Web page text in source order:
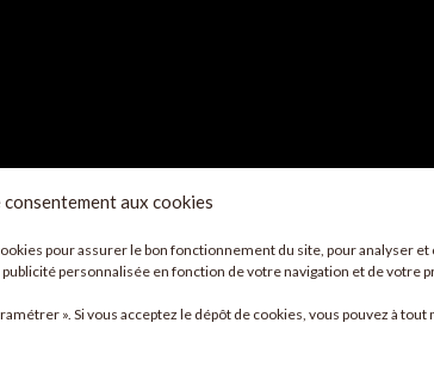
consentement aux cookies
pour assurer le bon fonctionnement du site, pour analyser
personnalisée en fonction de votre navigation et de votre
». Si vous acceptez le dépôt de cookies, vous pouvez à